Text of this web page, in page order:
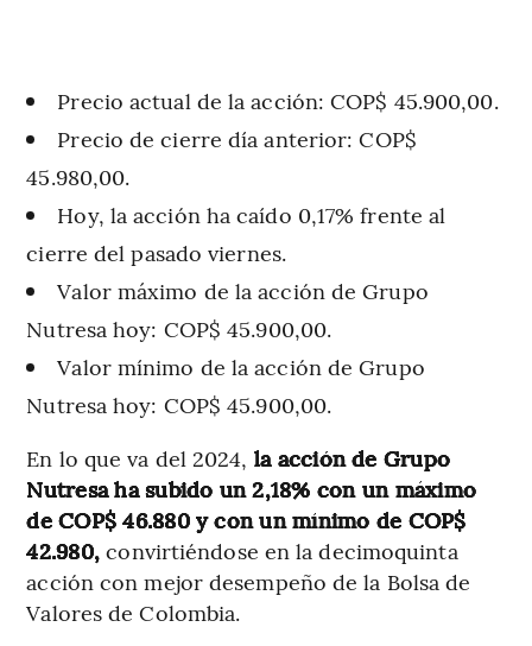
Precio actual de la acción: COP$ 45.900,00.
Precio de cierre día anterior: COP$
45.980,00.
Hoy, la acción ha caído 0,17% frente al
cierre del pasado viernes.
Valor máximo de la acción de Grupo
Nutresa hoy: COP$ 45.900,00.
Valor mínimo de la acción de Grupo
Nutresa hoy: COP$ 45.900,00.
En lo que va del 2024, la acción de Grupo
Nutresa ha subido un 2,18% con un máximo
de COP$ 46.880 y con un mínimo de COP$
42.980,convirtiéndose en la decimoquinta
acción con mejor desempeño de la Bolsa de
Valores de Colombia.